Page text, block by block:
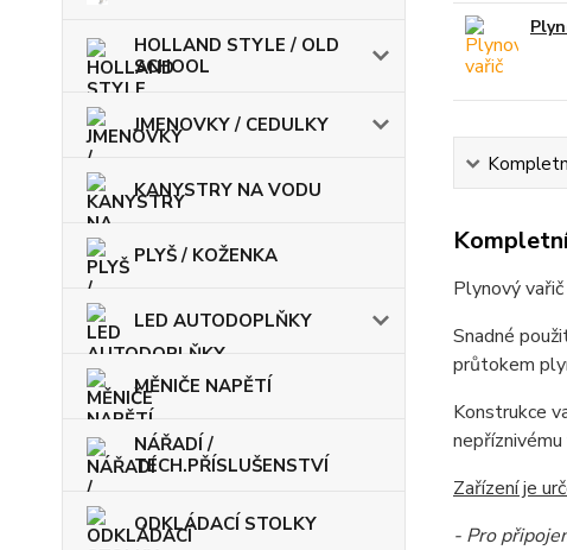
HOLLAND STYLE / OLD
SCHOOL
JMENOVKY / CEDULKY
KANYSTRY NA VODU
PLYŠ / KOŽENKA
LED AUTODOPLŇKY
MĚNIČE NAPĚTÍ
NÁŘADÍ /
TECH.PŘÍSLUŠENSTVÍ
ODKLÁDACÍ STOLKY
Plynový
Snadné
průtokem
Konstrukce
Zařízení je
- Pro